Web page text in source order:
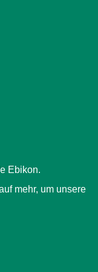
Ebikon.
mehr, um unsere